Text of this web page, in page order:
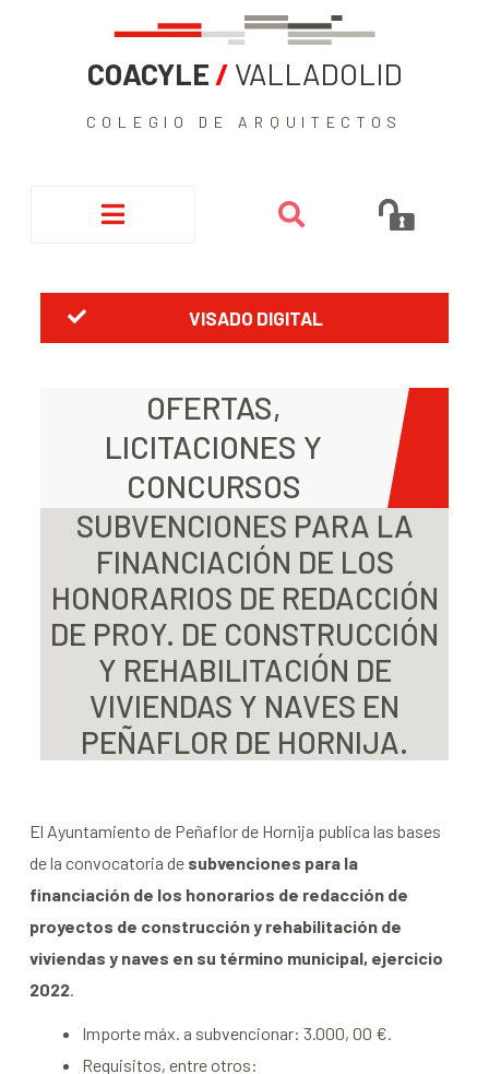
COACYLE / VALLADOLID
COLEGIO DE ARQUITECTOS
VISADO DIGITAL
OFERTAS,
LICITACIONES Y
CONCURSOS
SUBVENCIONES PARA LA
FINANCIACIÓN DE LOS
HONORARIOS DE REDACCIÓN
DE PROY. DE CONSTRUCCIÓN
Y REHABILITACIÓN DE
VIVIENDAS Y NAVES EN
PEÑAFLOR DE HORNIJA.
El Ayuntamiento de Peñaflor de Hornija publica las bases
de la convocatoria de subvenciones para la
financiación de los honorarios de redacción de
proyectos de construcción y rehabilitación de
viviendas y naves en su término municipal, ejercicio
2022.
Importe máx. a subvencionar: 3.000, 00 €.
Requisitos, entre otros: